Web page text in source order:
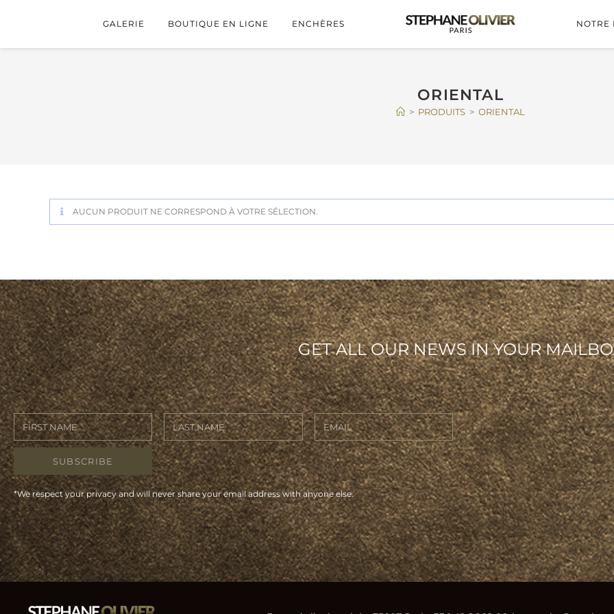
ENCHÈRES
BOUTIQUE EN LIGNE
GALERIE NOTRE
ORIENTAL
> PRODUITS > ORIENTAL
AUCUN PRODUIT NE CORRESPOND À VOTRE SÉLECTION.
GET ALL OUR NEWS IN YOUR
SUBSCRIBE
*We respect your privacy and will never share your email address with anyone else.